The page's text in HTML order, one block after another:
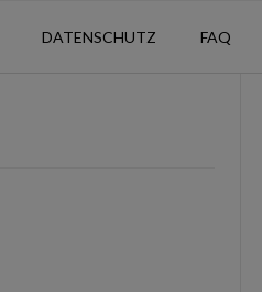
DATENSCHUTZ FAQ